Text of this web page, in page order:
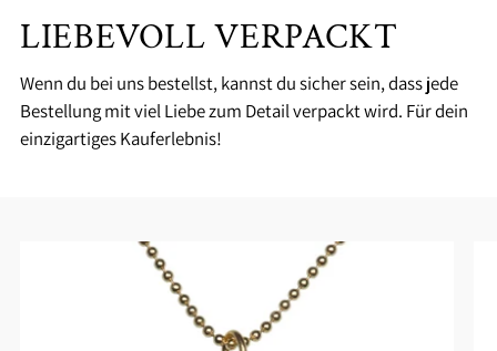
LIEBEVOLL VERPACKT
Wenn du bei uns bestellst, kannst du sicher sein, dass jede
Bestellung mit viel Liebe zum Detail verpackt wird. Für dein
einzigartiges Kauferlebnis!